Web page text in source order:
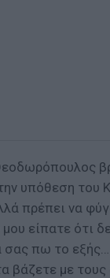
την υπόθεση
πρέπει να
μου είπατε ότι
σας πω το
βάζετε με